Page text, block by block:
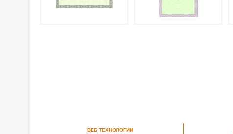
ВЕБ ТЕХНОЛОГИИ